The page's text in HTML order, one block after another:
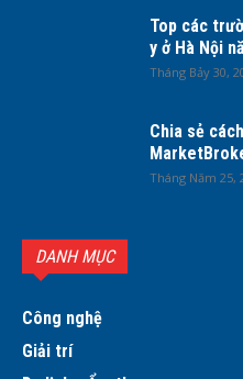
Top các
y ở Hà Nội
Tháng Bảy 30,
Chia sẻ
Tháng Năm 25,
DANH MỤC
Công nghệ
Giải trí